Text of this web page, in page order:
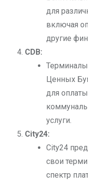
для
включая
другие
CDB:
Терминалы
Ценных
для
услуги.
City24:
City24
свои
спектр